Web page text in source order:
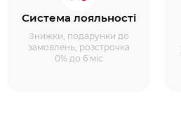
Система лояльності
Знижки, подарунки до
замовлень, розстрочка
0% до 6 міс